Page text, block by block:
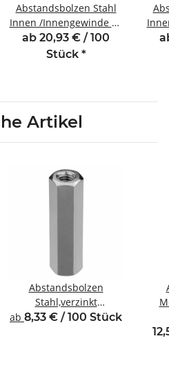
Abstandsbolzen Stahl
Innen /Innengewinde 25
mm M4 SW8
ab 20,93 € / 100
Stück *
Artikel
Abstandsbolzen
Stahl,verzinkt
Innen/Innengewinde M3
ab 8,33 € / 100 Stück